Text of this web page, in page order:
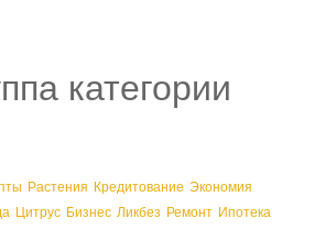
категории
Растения Кредитование Экономия
Цитрус Бизнес Ликбез Ремонт Ипотека